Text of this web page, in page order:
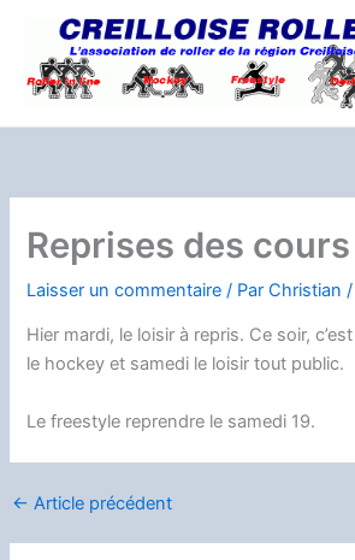
contenu
Reprises des cours
Laisser un commentaire / ParChristian/
Hier mardi, le loisir à repris. Ce soir,
le hockey et samedi le loisir tout public.
Le freestyle reprendre le samedi 19.
← Article précédent